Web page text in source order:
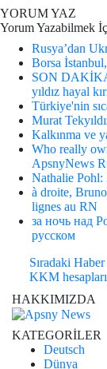
YORUM YAZ
Yorum Yazabilmek
Rusya’dan
Borsa
SON
yıldız hayal
Türkiye'nin
Murat
Kalkınma ve
Who really
ApsnyNews
Nathalie
à droite,
lignes au RN
за ночь над
русском
Sıradaki Haber
KKM
HAKKIMIZDA
KATEGORİLER
Deutsch
Dünya